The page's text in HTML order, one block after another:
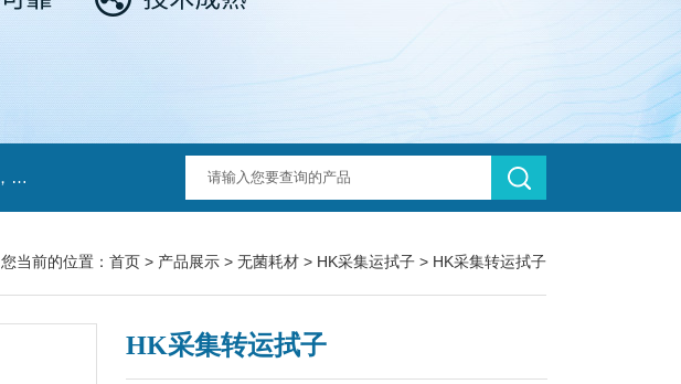
主营产品：不锈钢过滤系统，红外线接种环灭菌器，浮游菌采样器，脉冲震荡样品前处理器，数字化智能电热鼓风干燥箱，数字化智能电热恒温培养箱，实验室设备及环境温湿度监测系统，洁净工作台等实验设仪器设备。
您当前的位置： 首页 > 产品展示 > 无菌耗材 > HK采集运拭子 > HK采集转运拭子
HK采集转运拭子